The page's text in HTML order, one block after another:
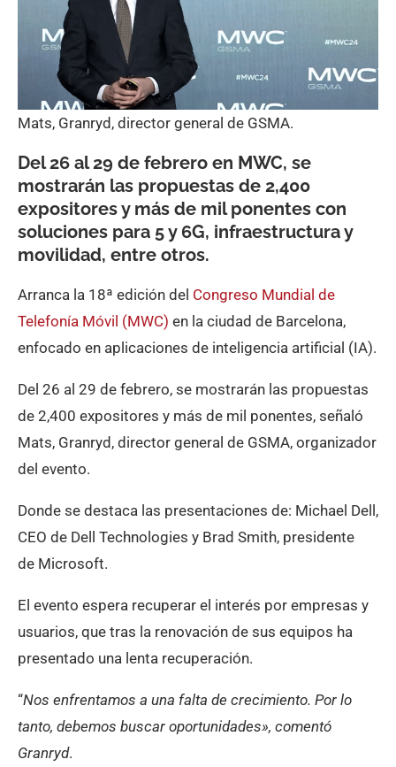
Mats, Granryd, director general de GSMA.
Del 26 al 29 de febrero en MWC, se
mostrarán las propuestas de 2,400
expositores y más de mil ponentes con
soluciones para 5 y 6G, infraestructura y
movilidad, entre otros.
Arranca la 18ª edición del Congreso Mundial de
Telefonía Móvil (MWC) en la ciudad de Barcelona,
enfocado en aplicaciones de inteligencia artificial (IA).
Del 26 al 29 de febrero, se mostrarán las propuestas
de 2,400 expositores y más de mil ponentes, señaló
Mats, Granryd, director general de GSMA, organizador
del evento.
Donde se destaca las presentaciones de: Michael Dell,
CEO de Dell Technologies y Brad Smith, presidente
de Microsoft.
El evento espera recuperar el interés por empresas y
usuarios, que tras la renovación de sus equipos ha
presentado una lenta recuperación.
“Nos enfrentamos a una falta de crecimiento. Por lo
tanto, debemos buscar oportunidades», comentó
Granryd.